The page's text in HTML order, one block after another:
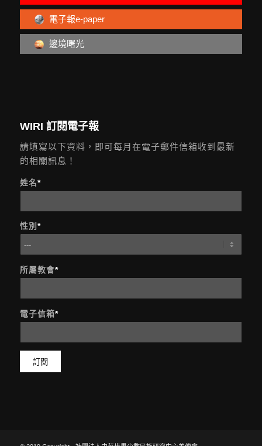
電子報e-paper
邊境曙光
WIRI 訂閱電子報
請填寫以下資料，即可每月在電子郵件信箱收到最新
的相關訊息！
姓名*
性別 *
所屬教會*
電子信箱*